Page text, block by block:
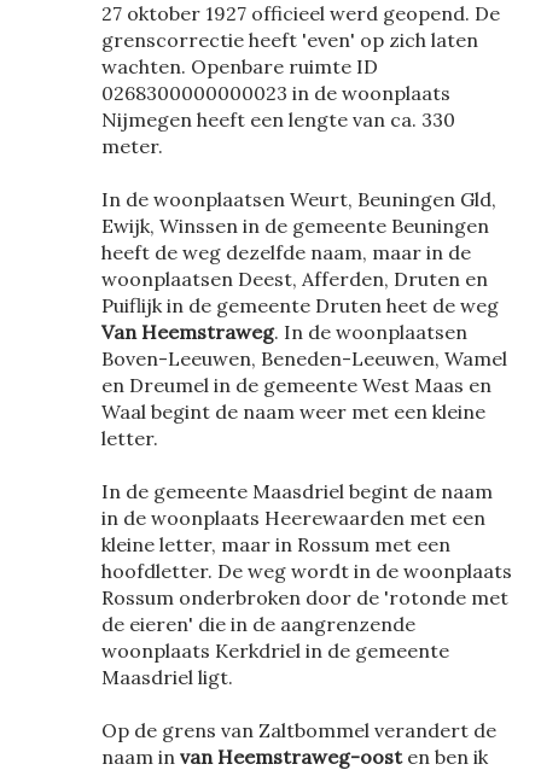
27 oktober 1927 officieel werd geopend. De
grenscorrectie heeft 'even' op zich laten
wachten. Openbare ruimte ID
0268300000000023 in de woonplaats
Nijmegen heeft een lengte van ca. 330
meter.
In de woonplaatsen Weurt, Beuningen Gld,
Ewijk, Winssen in de gemeente Beuningen
heeft de weg dezelfde naam, maar in de
woonplaatsen Deest, Afferden, Druten en
Puiflijk in de gemeente Druten heet de weg
Van Heemstraweg. In de woonplaatsen
Boven-Leeuwen, Beneden-Leeuwen, Wamel
en Dreumel in de gemeente West Maas en
Waal begint de naam weer met een kleine
letter.
In de gemeente Maasdriel begint de naam
in de woonplaats Heerewaarden met een
kleine letter, maar in Rossum met een
hoofdletter. De weg wordt in de woonplaats
Rossum onderbroken door de 'rotonde met
de eieren' die in de aangrenzende
woonplaats Kerkdriel in de gemeente
Maasdriel ligt.
Op de grens van Zaltbommel verandert de
naam in van Heemstraweg-oosten ben ik